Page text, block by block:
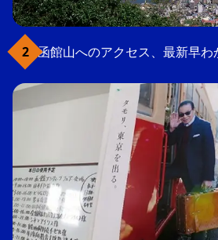
函館山へのアクセス、最新早わ